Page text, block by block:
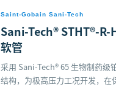
Saint-Gobain Sani-Tech
Sani-Tech® STHT®-R-
软管
采用 Sani-Tech® 65 生物制药级
结构，为极高压力工况开发，在